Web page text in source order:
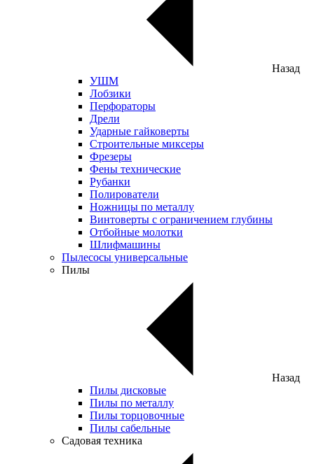
Назад
УШМ
Лобзики
Перфораторы
Дрели
Ударные гайковерты
Строительные миксеры
Фрезеры
Фены технические
Рубанки
Полирователи
Ножницы по металлу
Винтоверты с ограничением глубины
Отбойные молотки
Шлифмашины
Пылесосы универсальные
Пилы
Назад
Пилы дисковые
Пилы по металлу
Пилы торцовочные
Пилы сабельные
Садовая техника